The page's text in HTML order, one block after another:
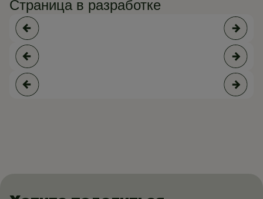
Страница в разработке